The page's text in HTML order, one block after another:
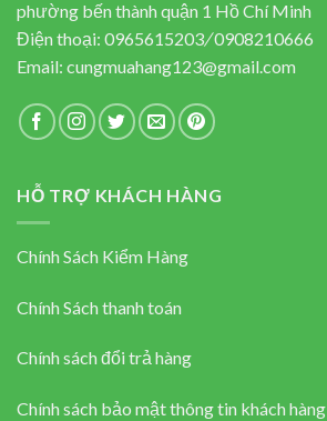
phường bến thành quận 1 Hồ Chí Minh
Điện thoại: 0965615203/0908210666
Email: cungmuahang123@gmail.com
HỖ TRỢ KHÁCH HÀNG
Chính Sách Kiểm Hàng
Chính Sách thanh toán
Chính sách đổi trả hàng
Chính sách bảo mật thông tin khách hàng